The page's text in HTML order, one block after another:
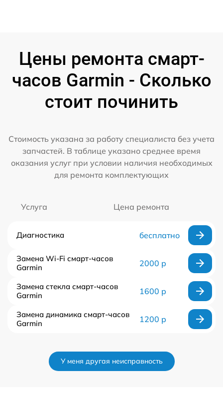
Цены ремонта смарт-
часов Garmin - Сколько
стоит починить
Стоимость указана за работу специалиста без учета
запчастей. В таблице указано среднее время
оказания услуг при условии наличия необходимых
для ремонта комплектующих
Услуга Цена ремонта
Диагностика бесплатно
Замена Wi-Fi смарт-часов
Garmin
2000 р
Замена стекла смарт-часов
Garmin
1600 р
Замена динамика смарт-часов
Garmin
1200 р
У меня другая неисправность